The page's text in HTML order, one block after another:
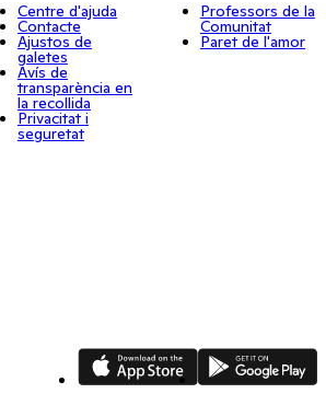
Centre d'ajuda
Contacte
Ajustos de
galetes
Avís de
transparència en
la recollida
Privacitat i
seguretat
Professors de la
Comunitat
Paret de l'amor
App Store Google Play